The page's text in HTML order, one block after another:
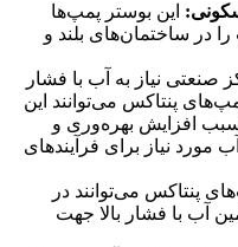
این بوستر پمپ‌ها
در ساختمان‌های بلند و
صنعتی نیاز به آب با فشار
پنتاکس می‌توانند این
سبب افزایش بهره‌وری و
مورد نیاز برای فرآیندهای
پنتاکس می‌توانند در
آب با فشار بالا جهت